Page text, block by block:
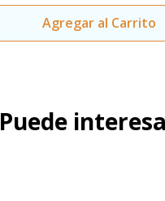
Agregar al Carrito
Puede